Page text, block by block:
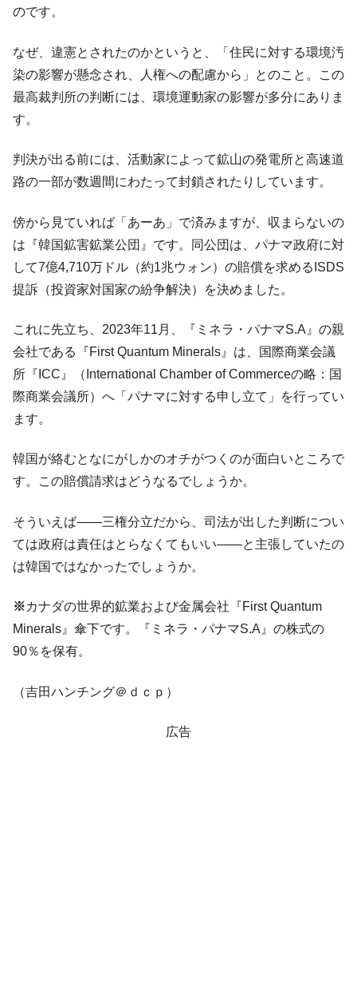
Fact1
Fact1
日本人マスターズ挑戦の歴史。松山以前に最高位
だった選手とは？
Fact1
甲子園通算本塁打、最多の清原に次いで多く打っ
ている意外な選手とは？
セレクトセールの高額取引馬が稼いだ金額とは？
のです。
なぜ、違憲とされたのかというと、「住民に対する環境汚
染の影響が懸念され、人権への配慮から」とのこと。この
最高裁判所の判断には、環境運動家の影響が多分にありま
す。
判決が出る前には、活動家によって鉱山の発電所と高速道
路の一部が数週間にわたって封鎖されたりしています。
傍から見ていれば「あーあ」で済みますが、収まらないの
は『韓国鉱害鉱業公団』です。同公団は、パナマ政府に対
して7億4,710万ドル（約1兆ウォン）の賠償を求めるISDS
提訴（投資家対国家の紛争解決）を決めました。
これに先立ち、2023年11月、『ミネラ・パナマS.A』の親
会社である『First Quantum Minerals』は、国際商業会議
所『ICC』（International Chamber of Commerceの略：国
際商業会議所）へ「パナマに対する申し立て」を行ってい
ます。
韓国が絡むとなにがしかのオチがつくのが面白いところで
す。この賠償請求はどうなるでしょうか。
そういえば――三権分立だから、司法が出した判断につい
ては政府は責任はとらなくてもいい――と主張していたの
は韓国ではなかったでしょうか。
※カナダの世界的鉱業および金属会社『First Quantum
Minerals』傘下です。『ミネラ・パナマS.A』の株式の
90％を保有。
（吉田ハンチング＠ｄｃｐ）
広告